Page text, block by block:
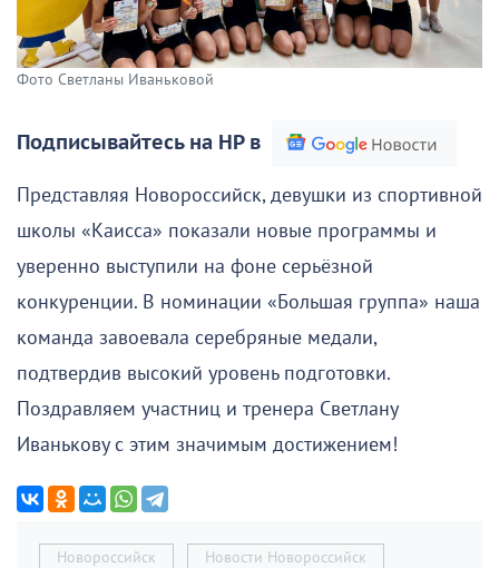
Фото Светланы Иваньковой
Подписывайтесь на НР в
Представляя Новороссийск, девушки из спортивной
школы «Каисса» показали новые программы и
уверенно выступили на фоне серьёзной
конкуренции. В номинации «Большая группа» наша
команда завоевала серебряные медали,
подтвердив высокий уровень подготовки.
Поздравляем участниц и тренера Светлану
Иванькову с этим значимым достижением!
Новороссийск Новости Новороссийск